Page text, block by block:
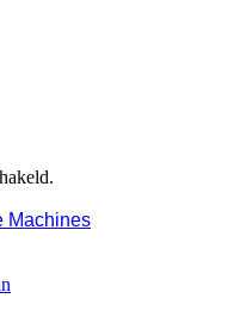
Machines